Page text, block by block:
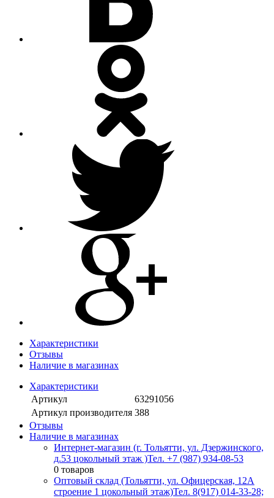
Характеристики
Отзывы
Наличие в магазинах
Характеристики
Артикул
63291056
Артикул производителя 388
Отзывы
Наличие в магазинах
Интернет-магазин (г. Тольятти, ул. Дзержинского,
д.53 цокольный этаж )Тел. +7 (987) 934-08-53
0 товаров
Оптовый склад (Тольятти, ул. Офицерская, 12А
строение 1 цокольный этаж)Тел. 8(917) 014-33-28;